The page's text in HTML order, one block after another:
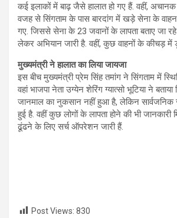
कई इलाकों में बाढ़ जैसे हालात हो गए हैं. वहीं,
वजह से सिंगताम के पास बारदांग में खड़े सेना के
गए. जिससे सेना के 23 जवानों के लापता बताए जा
लेकर अभियान जारी है. वहीं, कुछ वाहनों के कीचड़ में
मुख्यमंत्री ने हालात का लिया जायजा
इस बीच मुख्यमंत्री प्रेम सिंह तमांग ने सिंगताम में
वहां भाजपा नेता उग्येन शेरिंग ग्यात्सो भूटिया ने
जानमाल का नुकसान नहीं हुआ है, लेकिन सार्वजनिक
हुई है. वहीं कुछ लोगों के लापता होने की भी जानकारी
ढूंढने के लिए सर्च ऑपरेशन जारी हैं.
Post Views: 830